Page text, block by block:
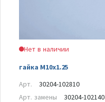
Нет в наличии
гайка M10x1.25
Арт.
30204-102810
Арт. замены
30204-102140